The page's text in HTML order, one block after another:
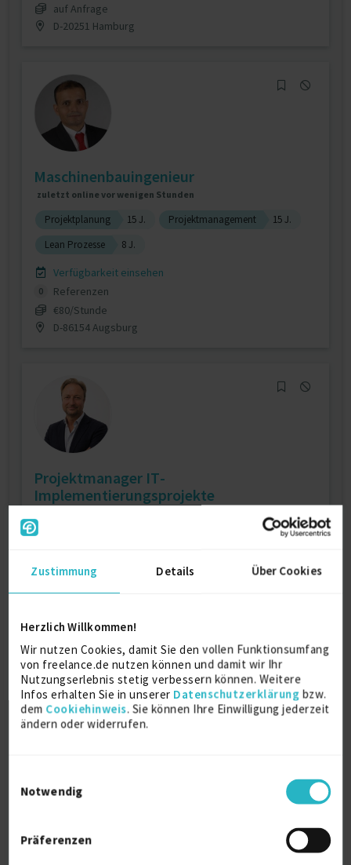
Zustimmung Details Über Cookies
Herzlich Willkommen!
Wir nutzen Cookies, damit Sie den vollen Funktionsumfang
von freelance.de nutzen können und damit wir Ihr
Nutzungserlebnis stetig verbessern können. Weitere
Infos erhalten Sie in unserer Datenschutzerklärung bzw.
dem Cookiehinweis. Sie können Ihre Einwilligung jederzeit
ändern oder widerrufen.
Notwendig
Präferenzen
auf Anfrage
D-20251 Hamburg
Maschinenbauingenieur
zuletzt online vor wenigen Stunden
Projektplanung 15 J. Projektmanagement
15 J.
Lean Prozesse
8 J.
Verfügbarkeit einsehen
0
Referenzen
€80/Stunde
D-86154 Augsburg
Projektmanager IT-
Implementierungsprojekte
Verfügbarkeit einsehen
auf Anfrage
D-90419 Nürnberg
C# Developer/WordPress Webdesigner
C# 7 J.
4 J.